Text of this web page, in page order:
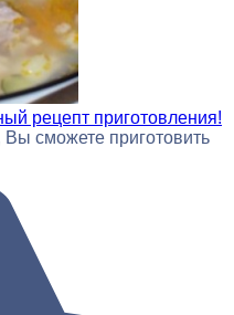
рецепт приготовления!
Вы сможете приготовить